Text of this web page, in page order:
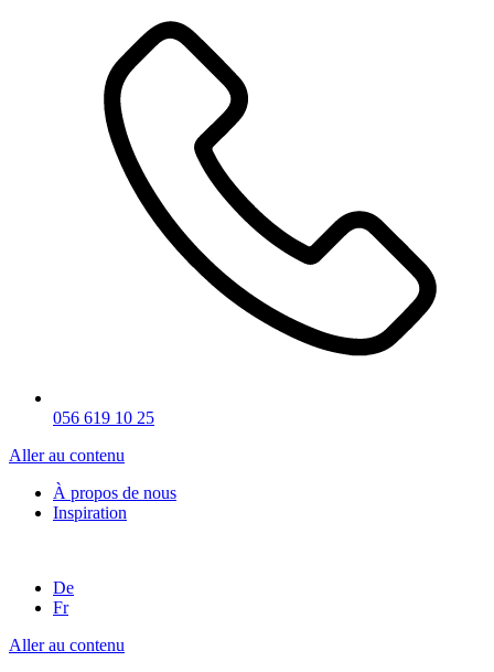
056 619 10 25
Aller au contenu
À propos de nous
Inspiration
De
Fr
Aller au contenu